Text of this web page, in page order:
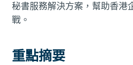
秘書服務解決方案，幫助香港
戰。
重點摘要